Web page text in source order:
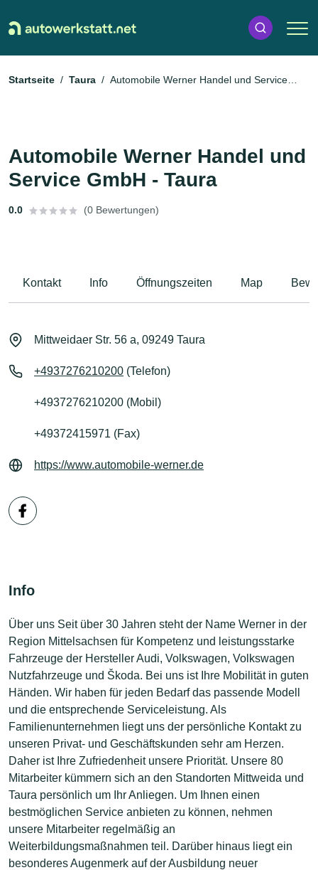
Startseite Taura
Automobile Werner Handel und Service
Automobile Werner Handel und
Service GmbH - Taura
0.0 (0 Bewertungen)
Kontakt Info Öffnungszeiten Map
Mittweidaer Str. 56 a, 09249 Taura
+4937276210200 (Telefon)
+4937276210200 (Mobil)
+49372415971 (Fax)
https://www.automobile-werner.de
Info
Über uns Seit über 30 Jahren steht der Name Werner in der
Region Mittelsachsen für Kompetenz und leistungsstarke
Fahrzeuge der Hersteller Audi, Volkswagen, Volkswagen
Nutzfahrzeuge und Škoda. Bei uns ist Ihre Mobilität in guten
Händen. Wir haben für jeden Bedarf das passende Modell
und die entsprechende Serviceleistung. Als
Familienunternehmen liegt uns der persönliche Kontakt zu
unseren Privat- und Geschäftskunden sehr am Herzen.
Daher ist Ihre Zufriedenheit unsere Priorität. Unsere 80
Mitarbeiter kümmern sich an den Standorten Mittweida und
Taura persönlich um Ihr Anliegen. Um Ihnen einen
bestmöglichen Service anbieten zu können, nehmen
unsere Mitarbeiter regelmäßig an
Weiterbildungsmaßnahmen teil. Darüber hinaus liegt ein
besonderes Augenmerk auf der Ausbildung neuer